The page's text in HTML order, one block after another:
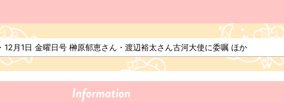
12月1日 金曜日号 榊原郁恵さん・渡辺裕太さん古河大使に委嘱 ほか